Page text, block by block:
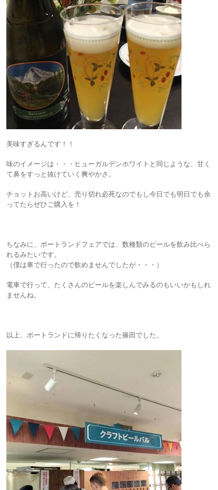
美味すぎるんです！！
味のイメージは・・・ヒューガルデンホワイトと同じような、甘く
て鼻をすっと抜けていく爽やかさ。
チョットお高いけど、売り切れ必死なのでもし今日でも明日でも余
ってたらぜひご購入を！
ちなみに、ポートランドフェアでは、数種類のビールを飲み比べら
れるみたいです。
（僕は車で行ったので飲めませんでしたが・・・）
電車で行って、たくさんのビールを楽しんでみるのもいいかもしれ
ませんね。
以上、ポートランドに帰りたくなった篠田でした。